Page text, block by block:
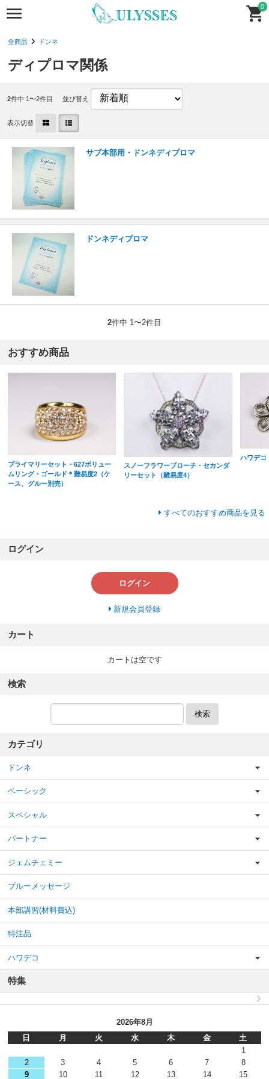
0
全商品 ドンネ
ディプロマ関係
2件中 1〜2件目 並び替え
表示切替
サブ本部用・ドンネディプロマ
ドンネディプロマ
2件中 1〜2件目
おすすめ商品
プライマリーセット・627ボリュー
ムリング・ゴールド＊難易度2（ケ
ース、グルー別売）
スノーフラワーブローチ・セカンダ
リーセット（難易度4）
ハワデコ
すべてのおすすめ商品を見る
ログイン
ログイン
新規会員登録
カート
カートは空です
検索
検索
カテゴリ
ドンネ
ベーシック
スペシャル
パートナー
ジェムチェミー
ブルーメッセージ
本部講習(材料費込)
特注品
ハワデコ
特集
2026年8月
日
月 火 水 木 金
土
1
2
3 4 5 6 7
8
9
10 11 12 13 14 15